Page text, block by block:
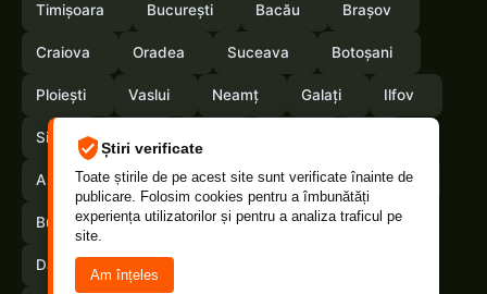
Știri verificate
Toate știrile de pe acest site sunt verificate înainte de
publicare. Folosim cookies pentru a îmbunătăți
experiența utilizatorilor și pentru a analiza traficul pe
site.
Am înțeles
Timișoara București Bacău Brașov
Craiova Oradea Suceava Botoșani
Ploiești Vaslui Neamț Galați Ilfov
Sibiu
Arges Maramures Vrancea Satumare
Buzau Braila Calarasi Caras-Severin
Dambovita Giurgiu